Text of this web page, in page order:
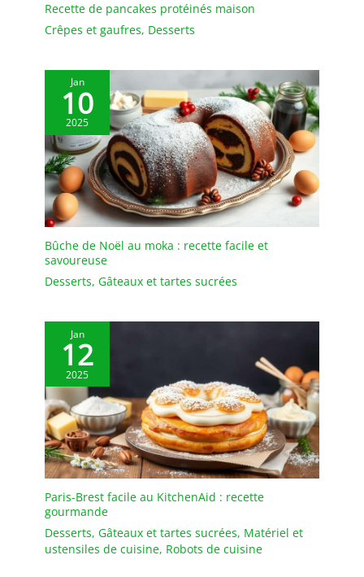
Recette de pancakes protéinés maison
Crêpes et gaufres, Desserts
Jan
10
2025
Bûche de Noël au moka : recette facile et
savoureuse
Desserts, Gâteaux et tartes sucrées
Jan
12
2025
Paris-Brest facile au KitchenAid : recette
gourmande
Desserts, Gâteaux et tartes sucrées, Matériel et
ustensiles de cuisine, Robots de cuisine